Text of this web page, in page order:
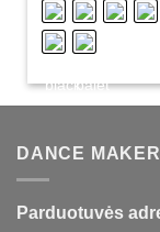
DANCE
Parduotuvės